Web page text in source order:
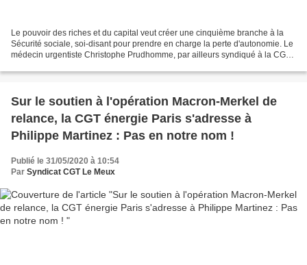
Le pouvoir des riches et du capital veut créer une cinquième branche à la
Sécurité sociale, soi-disant pour prendre en charge la perte d'autonomie. Le
médecin urgentiste Christophe Prudhomme, par ailleurs syndiqué à la CGT,
Sur le soutien à l'opération Macron-Merkel de
relance, la CGT énergie Paris s'adresse à
Philippe Martinez : Pas en notre nom !
Publié le 31/05/2020 à 10:54
Par Syndicat CGT Le Meux